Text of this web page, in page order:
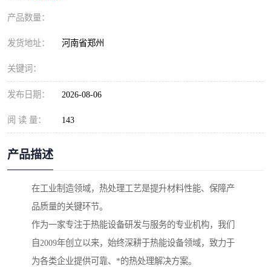
产品数量：
发货地址： 河南省郑州
关键词：
发布日期： 2026-08-06
阅 读 量： 143
产品描述
在工业制造领域，热处理工艺是提升材料性能、保障产
品质量的关键环节。
作为一家专注于热能设备研发与服务的专业机构，我们
自2009年创立以来，始终深耕于热能设备领域，致力于
为各类企业提供可靠、*的热处理解决方案。